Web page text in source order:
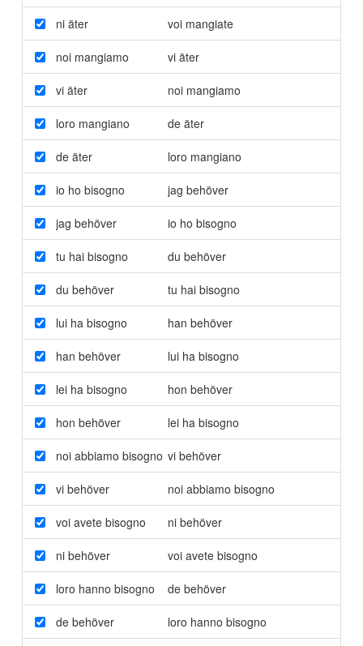
ni äter voi mangiate
noi mangiamo vi äter
vi äter noi mangiamo
loro mangiano de äter
de äter loro mangiano
io ho bisogno jag behöver
jag behöver io ho bisogno
tu hai bisogno du behöver
du behöver tu hai bisogno
lui ha bisogno han behöver
han behöver lui ha bisogno
lei ha bisogno hon behöver
hon behöver lei ha bisogno
noi abbiamo bisogno vi behöver
vi behöver noi abbiamo bisogno
voi avete bisogno ni behöver
ni behöver voi avete bisogno
loro hanno bisogno de behöver
de behöver loro hanno bisogno